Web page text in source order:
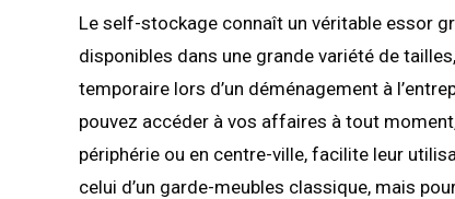
Le self-stockage connaît un véritable essor
disponibles dans une grande variété de
temporaire lors d’un déménagement à
pouvez accéder à vos affaires à tout
périphérie ou en centre-ville, facilite leur
celui d’un garde-meubles classique, mais